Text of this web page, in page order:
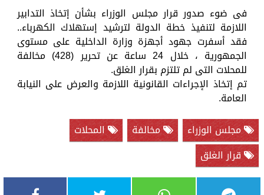
فى ضوء صدور قرار مجلس الوزراء بشأن إتخاذ التدابير
اللازمة لتنفيذ خطة الدولة لترشيد إستهلاك الكهرباء..
فقد أسفرت جهود أجهزة وزارة الداخلية على مستوى
الجمهورية ، خلال 24 ساعة عن تحرير (428) مخالفة
للمحلات التى لم تلتزم بقرار الغلق.
تم إتخاذ الإجراءات القانونية اللازمة والعرض على النيابة
العامة.
مجلس الوزراء
مخالفة
المحلات
قرار الغلق